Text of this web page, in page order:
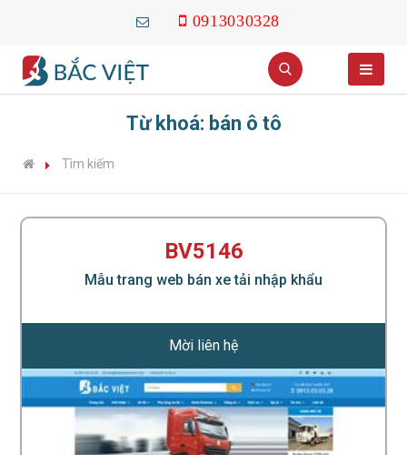
0913030328
Từ khoá: bán ô tô
Tìm kiếm
BV5146
Mẫu trang web bán xe tải nhập khẩu
Mời liên hệ